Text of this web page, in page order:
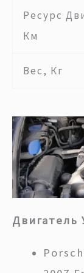
Ресурс
Км
Вес, Кг
Двигатель